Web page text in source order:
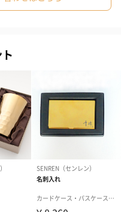
。
れる味・臭いが軽減され、